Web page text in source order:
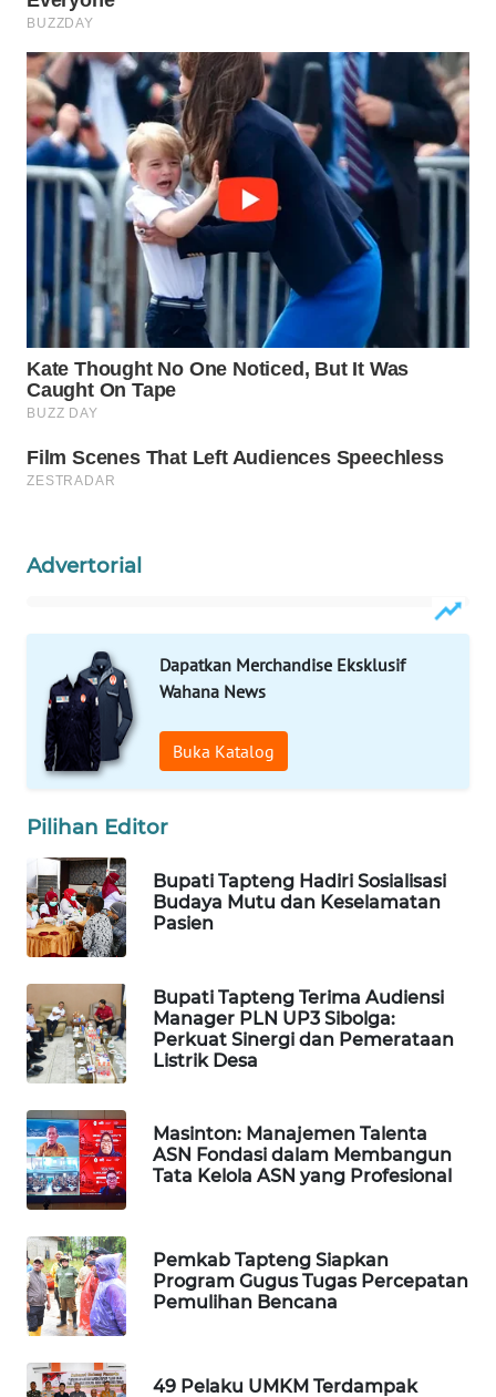
Advertorial
Dapatkan Merchandise Eksklusif
Wahana News
Buka Katalog
Pilihan Editor
Bupati Tapteng Hadiri Sosialisasi
Budaya Mutu dan Keselamatan
Pasien
Bupati Tapteng Terima Audiensi
Manager PLN UP3 Sibolga:
Perkuat Sinergi dan Pemerataan
Listrik Desa
Masinton: Manajemen Talenta
ASN Fondasi dalam Membangun
Tata Kelola ASN yang Profesional
Pemkab Tapteng Siapkan
Program Gugus Tugas Percepatan
Pemulihan Bencana
49 Pelaku UMKM Terdampak
WAHANA
TRAVEL
WAHANA
TV
WAHANANEWS
WAHANANEWS
CO ID
WAHANANEWS
NET
WAHANA
SPORT
UMKM
WAHANA
PERSONA
WAHANA
WAHANA
HEALTH
WAHANA
WISATA
LAPAK
WAHANA
Wahana
Network
KONSUMEN
LISTRIK
MASYARAKAT
KELISTRIKAN
WALINKI